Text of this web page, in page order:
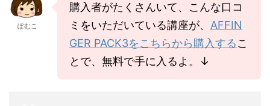
ぽむこ
購入者がたくさんいて、こんな口コ
ミをいただいている講座が、 AFFIN
GER PACK3をこちらから購入するこ
とで、無料で手に入るよ。↓